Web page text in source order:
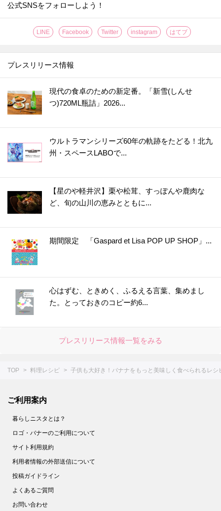
公式SNSをフォローしよう！
LINE Facebook Twitter instagram はてブ
プレスリリース情報
現代の食卓のための新定番。「新雪(しんせ
つ)720ML瓶詰」2026...
ウルトラマンシリーズ60年の軌跡をたどる！北九
州・スペースLABOで...
【星のや軽井沢】栗や松茸、すっぽんや鹿肉な
ど、旬の山川の恵みとともに...
期間限定 「Gaspard et Lisa POP UP SHOP」...
心はずむ、ときめく、ふるえる言葉、集めまし
た。とっておきのコピー約6...
プレスリリース情報一覧をみる
TOP 料理レシピ 子供も大好き！バナナをもっと美味しく食べられるレシ
ご利用案内
暮らしニスタとは？
ロゴ・バナーのご利用について
サイト利用規約
利用者情報の外部送信について
投稿ガイドライン
よくあるご質問
お問い合わせ